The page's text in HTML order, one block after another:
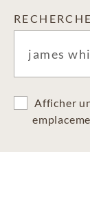
RECHERCHE
Afficher